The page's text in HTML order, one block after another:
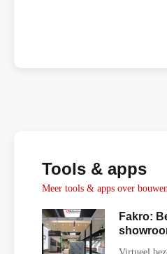
Tools & apps
Meer tools & apps over
Fakro: